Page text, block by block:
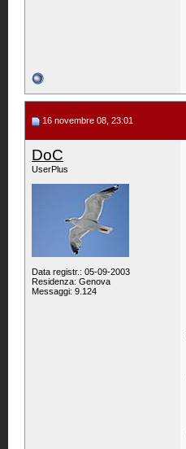
16 novembre 08, 23:01
DoC
UserPlus
Data registr.: 05-09-2003
Residenza: Genova
Messaggi: 9.124